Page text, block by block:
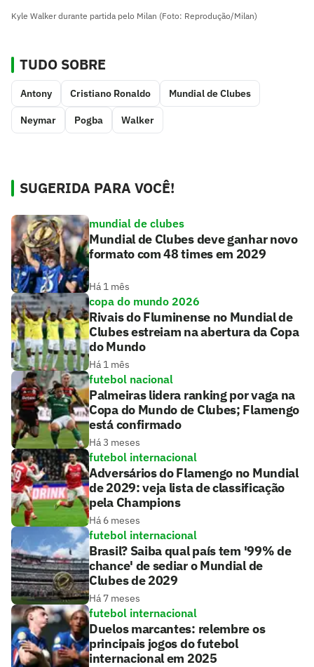
Kyle Walker durante partida pelo Milan (Foto: Reprodução/Milan)
TUDO SOBRE
Antony Cristiano Ronaldo Mundial de Clubes
Neymar Pogba Walker
SUGERIDA PARA VOCÊ!
mundial de clubes
Mundial de Clubes deve ganhar novo
formato com 48 times em 2029
Há 1 mês
copa do mundo 2026
Rivais do Fluminense no Mundial de
Clubes estreiam na abertura da Copa
do Mundo
Há 1 mês
futebol nacional
Palmeiras lidera ranking por vaga na
Copa do Mundo de Clubes; Flamengo
está confirmado
Há 3 meses
futebol internacional
Adversários do Flamengo no Mundial
de 2029: veja lista de classificação
pela Champions
Há 6 meses
futebol internacional
Brasil? Saiba qual país tem '99% de
chance' de sediar o Mundial de
Clubes de 2029
Há 7 meses
futebol internacional
Duelos marcantes: relembre os
principais jogos do futebol
internacional em 2025